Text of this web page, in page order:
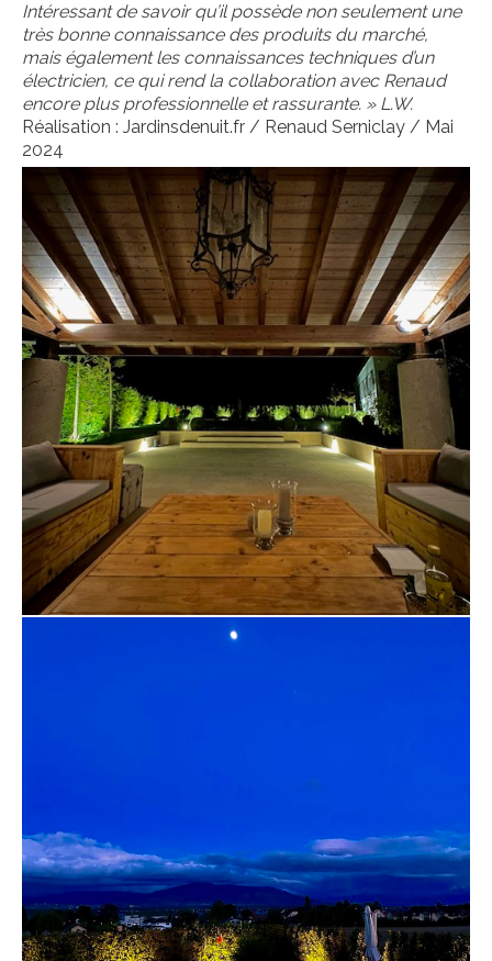
Intéressant de savoir qu’il possède non seulement une
très bonne connaissance des produits du marché,
mais également les connaissances techniques d’un
électricien, ce qui rend la collaboration avec Renaud
encore plus professionnelle et rassurante. » L.W.
Réalisation : Jardinsdenuit.fr / Renaud Serniclay / Mai
2024